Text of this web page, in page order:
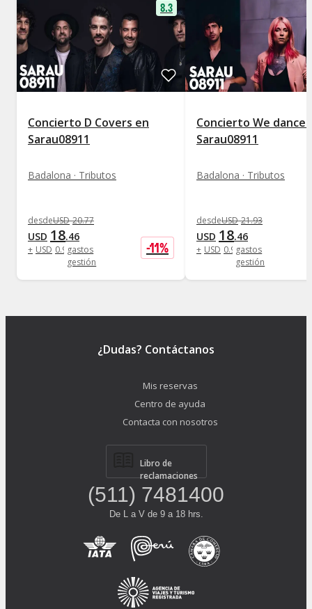
8.3
Concierto D Covers en
Sarau08911
Badalona · Tributos
desdeUSD 20.77
USD 18.46
+ USD 0.92gastos
gestión
-11%
Concierto We dance
Sarau08911
Badalona · Tributos
desdeUSD 21.93
USD 18.46
+ USD 0.92gastos
gestión
¿Dudas? Contáctanos
Mis reservas
Centro de ayuda
Contacta con nosotros
Libro de
reclamaciones
(511) 7481400
De L a V de 9 a 18 hrs.